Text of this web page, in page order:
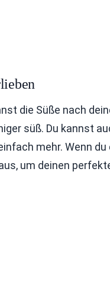
die Süße nach
süß. Du kannst
mehr. Wenn
um deinen